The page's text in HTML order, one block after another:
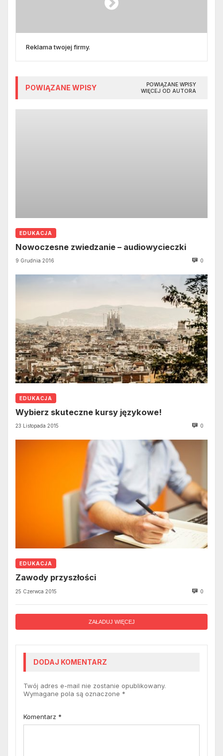
Reklama twojej firmy.
POWIĄZANE WPISY
POWIĄZANE WPISY
WIĘCEJ OD AUTORA
EDUKACJA
Nowoczesne zwiedzanie – audiowycieczki
9 Grudnia 2016 0
EDUKACJA
Wybierz skuteczne kursy językowe!
23 Listopada 2015 0
EDUKACJA
Zawody przyszłości
25 Czerwca 2015 0
ZAŁADUJ WIĘCEJ
DODAJ KOMENTARZ
Twój adres e-mail nie zostanie opublikowany.
Wymagane pola są oznaczone *
Komentarz *